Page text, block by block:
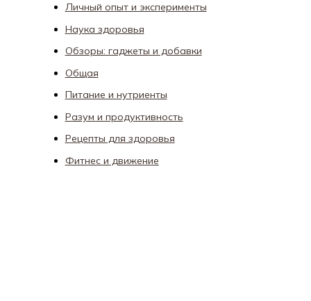
Личный опыт и эксперименты
Наука здоровья
Обзоры: гаджеты и добавки
Общая
Питание и нутриенты
Разум и продуктивность
Рецепты для здоровья
Фитнес и движение